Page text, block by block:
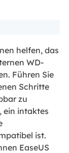
helfen, das
WD-
Führen Sie
Schritte
zu
ein intaktes
ist.
EaseUS